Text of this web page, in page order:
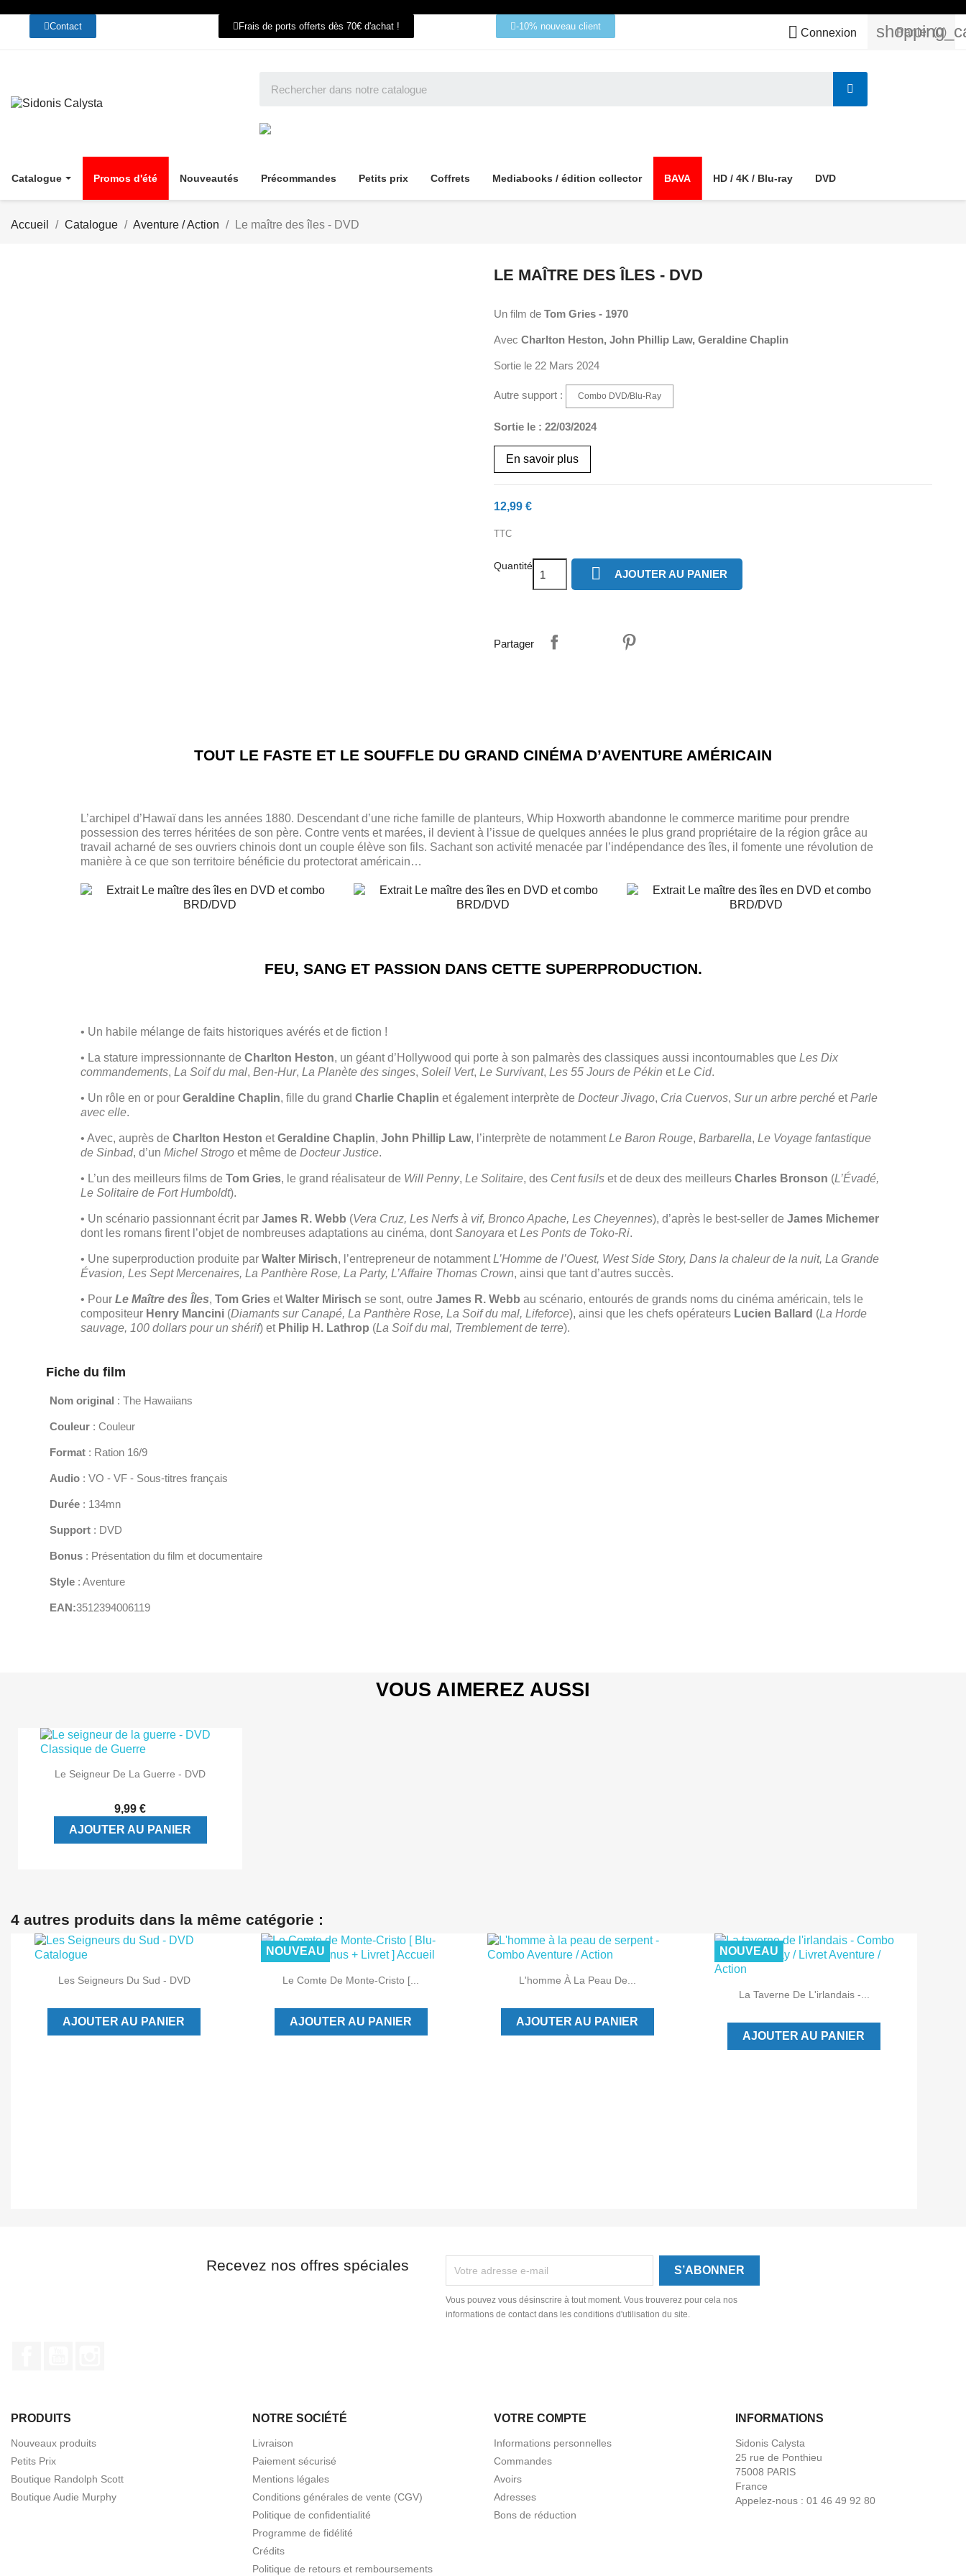
Contact Frais de ports offerts dès 70€ d'achat ! -10% nouveau client  Connexion Panier (0)
Catalogue Promos d'été Nouveautés Précommandes Petits prix Coffrets Mediabooks / édition collector BAVA HD / 4K / Blu-ray DVD
Accueil Catalogue Aventure / Action Le maître des îles - DVD
LE MAÎTRE DES ÎLES - DVD
Un film de Tom Gries - 1970
Avec Charlton Heston, John Phillip Law, Geraldine Chaplin
Sortie le 22 Mars 2024
Autre support : Combo DVD/Blu-Ray
Sortie le : 22/03/2024
En savoir plus
12,99 €
TTC
Quantité  AJOUTER AU PANIER
Partager
TOUT LE FASTE ET LE SOUFFLE DU GRAND CINÉMA D’AVENTURE AMÉRICAIN
L’archipel d’Hawaï dans les années 1880. Descendant d’une riche famille de planteurs, Whip Hoxworth abandonne le commerce maritime pour prendre
possession des terres héritées de son père. Contre vents et marées, il devient à l’issue de quelques années le plus grand propriétaire de la région grâce au
travail acharné de ses ouvriers chinois dont un couple élève son fils. Sachant son activité menacée par l’indépendance des îles, il fomente une révolution de
manière à ce que son territoire bénéficie du protectorat américain…
FEU, SANG ET PASSION DANS CETTE SUPERPRODUCTION.
• Un habile mélange de faits historiques avérés et de fiction !
• La stature impressionnante de Charlton Heston, un géant d’Hollywood qui porte à son palmarès des classiques aussi incontournables que Les Dix
commandements, La Soif du mal, Ben-Hur, La Planète des singes, Soleil Vert, Le Survivant, Les 55 Jours de Pékin etLe Cid.
• Un rôle en or pour Geraldine Chaplin, fille du grand Charlie Chaplin et également interprète de Docteur Jivago, Cria Cuervos, Sur un arbre perché etParle
avec elle.
• Avec, auprès de Charlton Heston etGeraldine Chaplin, John Phillip Law, l’interprète de notammentLe Baron Rouge, Barbarella, Le Voyage fantastique
de Sinbad, d’un Michel Strogo et même de Docteur Justice.
• L’un des meilleurs films de Tom Gries, le grand réalisateur de Will Penny, Le Solitaire, des Cent fusils et de deux des meilleurs Charles Bronson (L’Évadé,
Le Solitaire de Fort Humboldt).
• Un scénario passionnant écrit par James R. Webb (Vera Cruz, Les Nerfs à vif, Bronco Apache, Les Cheyennes), d’après le best-seller de James Michemer
dont les romans firent l’objet de nombreuses adaptations au cinéma, dontSanoyara etLes Ponts de Toko-Ri.
• Une superproduction produite par Walter Mirisch, l’entrepreneur de notammentL’Homme de l’Ouest, West Side Story, Dans la chaleur de la nuit, La Grande
Évasion, Les Sept Mercenaires, La Panthère Rose, La Party, L’Affaire Thomas Crown, ainsi que tant d’autres succès.
• Pour Le Maître des Îles, Tom Gries etWalter Mirisch se sont, outre James R. Webb au scénario, entourés de grands noms du cinéma américain, tels le
compositeur Henry Mancini (Diamants sur Canapé, La Panthère Rose, La Soif du mal, Lifeforce), ainsi que les chefs opérateurs Lucien Ballard (La Horde
sauvage, 100 dollars pour un shérif) et Philip H. Lathrop (La Soif du mal, Tremblement de terre).
Fiche du film
Nom original : The Hawaiians
Couleur : Couleur
Format : Ration 16/9
Audio : VO - VF - Sous-titres français
Durée : 134mn
Support : DVD
Bonus : Présentation du film et documentaire
Style : Aventure
EAN:3512394006119
VOUS AIMEREZ AUSSI
 Aperçu rapide
Le Seigneur De La Guerre - DVD
9,99 €
AJOUTER AU PANIER
4 autres produits dans la même catégorie :
 Aperçu rapide
Les Seigneurs Du Sud - DVD
AJOUTER AU PANIER
 Aperçu rapide
Le Comte De Monte-Cristo [...
AJOUTER AU PANIER
NOUVEAU
 Aperçu rapide
L'homme À La Peau De...
AJOUTER AU PANIER
 Aperçu rapide
La Taverne De L'irlandais -...
AJOUTER AU PANIER
NOUVEAU
Recevez nos offres spéciales
Vous pouvez vous désinscrire à tout moment. Vous trouverez pour cela nos
informations de contact dans les conditions d'utilisation du site.
PRODUITS
Nouveaux produits
Petits Prix
Boutique Randolph Scott
Boutique Audie Murphy
NOTRE SOCIÉTÉ
Livraison
Paiement sécurisé
Mentions légales
Conditions générales de vente (CGV)
Politique de confidentialité
Programme de fidélité
Crédits
Politique de retours et remboursements
VOTRE COMPTE
Informations personnelles
Commandes
Avoirs
Adresses
Bons de réduction
INFORMATIONS
Sidonis Calysta
25 rue de Ponthieu
75008 PARIS
France
Appelez-nous : 01 46 49 92 80